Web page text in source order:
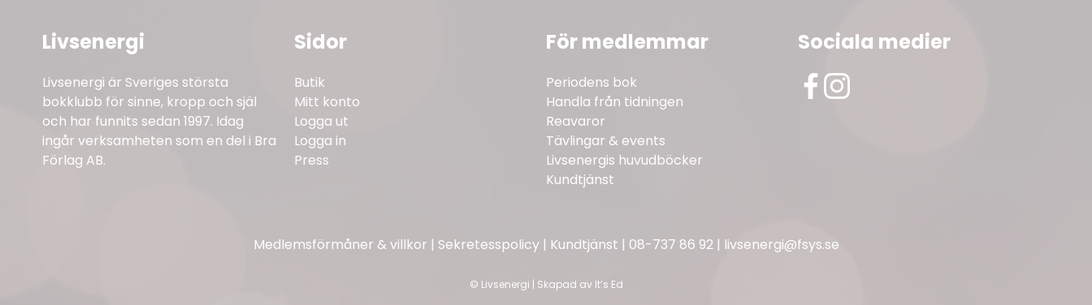
Livsenergi
Livsenergi är Sveriges största
bokklubb för sinne, kropp och själ
och har funnits sedan 1997. Idag
ingår verksamheten som en del i Bra
Förlag AB.
Sidor
Butik
Mitt konto
Logga ut
Logga in
Press
För medlemmar
Periodens bok
Handla från tidningen
Reavaror
Tävlingar & events
Livsenergis huvudböcker
Kundtjänst
Sociala medier
Medlemsförmåner & villkor | Sekretesspolicy| Kundtjänst | 08-737 86 92| livsenergi@fsys.se
© Livsenergi | Skapad av It’s Ed